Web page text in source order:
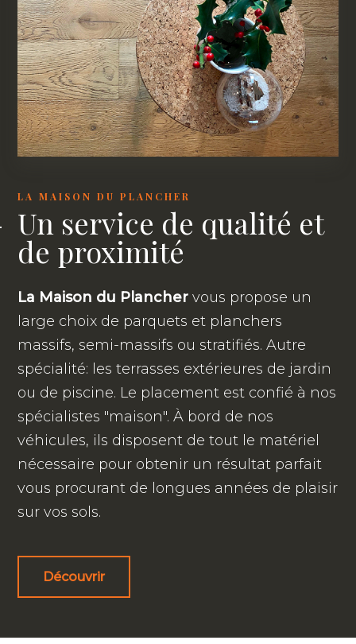
LA MAISON DU PLANCHER
Un service de qualité et
de proximité
La Maison du Plancher vous propose un
large choix de parquets et planchers
massifs, semi-massifs ou stratifiés. Autre
spécialité: les terrasses extérieures de jardin
ou de piscine. Le placement est confié à nos
spécialistes "maison". À bord de nos
véhicules, ils disposent de tout le matériel
nécessaire pour obtenir un résultat parfait
vous procurant de longues années de plaisir
sur vos sols.
Découvrir